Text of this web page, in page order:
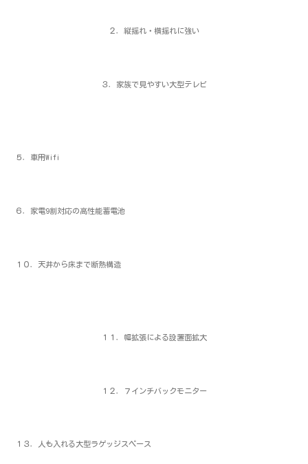
２．縦揺れ・横揺れに強い
３．家族で見やすい大型テレビ
５．車用Wifi
６．家電9割対応の高性能蓄電池
１０．天井から床まで断熱構造
１１．幅拡張による設置面拡大
１２．７インチバックモニター
１３．人も入れる大型ラゲッジスペース